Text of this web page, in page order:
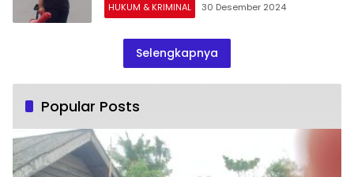
HUKUM & KRIMINAL 30 Desember 2024
Selengkapnya
Popular Posts